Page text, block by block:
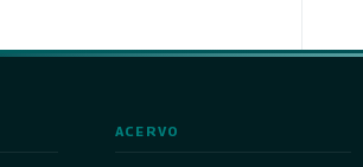
ACERVO